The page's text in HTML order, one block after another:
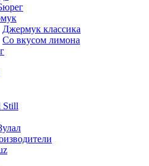
Джермук классика
Со вкусом лимона
Still